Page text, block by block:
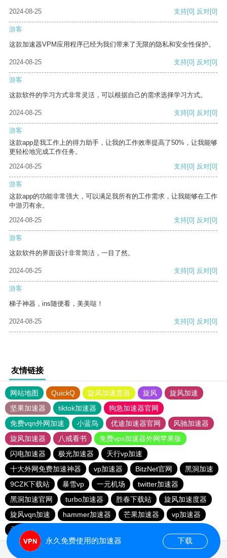
2024-08-25 支持[0] 反对[0]
游客
这款加速器VPM应用程序已经为我们带来了无限的隐私和安全性保护。
2024-08-25 支持[0] 反对[0]
游客
这款软件的学习方式非常灵活，可以根据自己的需求选择学习方式。
2024-08-25 支持[0] 反对[0]
游客
这款app是我工作上的得力助手，让我的工作效率提高了50%，让我能够
更轻松地完成工作任务。
2024-08-25
支持[0] 反对[0]
游客
这款app的功能非常强大，可以满足我所有的工作需求，让我能够在工作
中游刃有余。
2024-08-25
支持[0] 反对[0]
游客
这款软件的界面设计非常简洁，一目了然。
2024-08-25 支持[0] 反对[0]
游客
梯子神器，ins随便看，美美哒！
2024-08-25 支持[0] 反对[0]
友情链接
网站地图 QuickQ 旋风加速度器 旋风
旋风加速
坚果加速器
tiktok加速器
狗急加速器官网
免费vqn外网加速
小蓝鸟 优途加速器官网
风驰加速器
旋风加速器
八戒看书
免费vps加速器外网苹果版
闪电加速器
极光加速器
天行vp加速
十大外网免费加速神器
vp加速器 BitzNet官网
黑洞加速
9CZK下载站
暴雪vp 一元机场
twitter加速器
黑洞加速官网
turbo加速器 胜春下载站
旋风加速度器
旋风vqn加速
hammer加速器 芒果加速器
vp加速器
元链加速器
永久免费使用的加速器 下载